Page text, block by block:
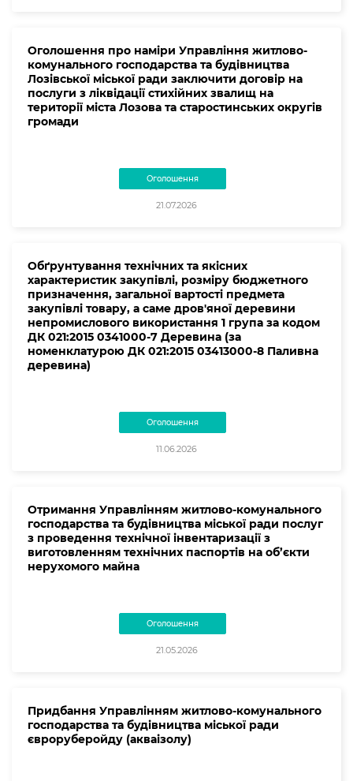
Оголошення про наміри Управління житлово-
комунального господарства та будівництва
Лозівської міської ради заключити договір на
послуги з ліквідації стихійних звалищ на
території міста Лозова та старостинських округів
громади
Оголошення
21.07.2026
Обґрунтування технічних та якісних
характеристик закупівлі, розміру бюджетного
призначення, загальної вартості предмета
закупівлі товару, а саме дров'яної деревини
непромислового використання 1 група за кодом
ДК 021:2015 0341000-7 Деревина (за
номенклатурою ДК 021:2015 03413000-8 Паливна
деревина)
Оголошення
11.06.2026
Отримання Управлінням житлово-комунального
господарства та будівництва міської ради послуг
з проведення технічної інвентаризації з
виготовленням технічних паспортів на об’єкти
нерухомого майна
Оголошення
21.05.2026
Придбання Управлінням житлово-комунального
господарства та будівництва міської ради
євроруберойду (акваізолу)